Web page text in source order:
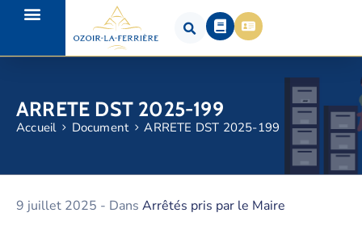
ARRETE DST 2025-199
Accueil Document ARRETE DST 2025-199
9 juillet 2025 - Dans Arrêtés pris par le Maire